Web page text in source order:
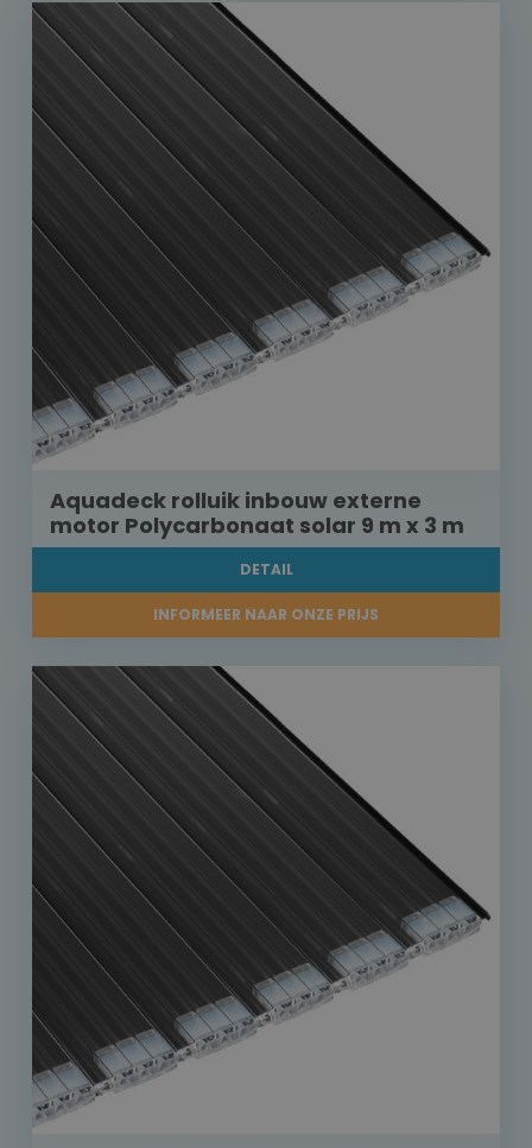
Aquadeck rolluik inbouw externe
motor Polycarbonaat solar 9 m x 3 m
DETAIL
INFORMEER NAAR ONZE PRIJS